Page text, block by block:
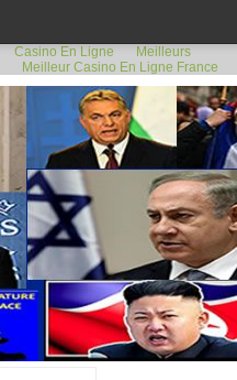
Casino En Ligne
Meilleurs
Meilleur Casino En Ligne France